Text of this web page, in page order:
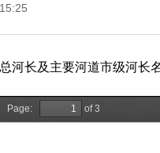
河长及主要河道市级河长